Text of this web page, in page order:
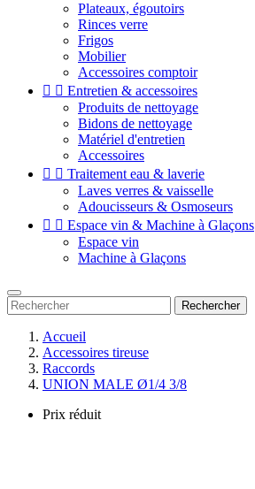
Plateaux, égoutoirs
Rinces verre
Frigos
Mobilier
Accessoires comptoir
  Entretien & accessoires
Produits de nettoyage
Bidons de nettoyage
Matériel d'entretien
Accessoires
  Traitement eau & laverie
Laves verres & vaisselle
Adoucisseurs & Osmoseurs
  Espace vin & Machine à Glaçons
Espace vin
Machine à Glaçons
Rechercher
Accueil
Accessoires tireuse
Raccords
UNION MALE Ø1/4 3/8
Prix réduit